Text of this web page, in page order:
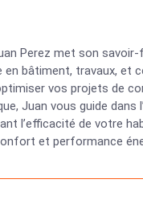
Perez met son
en bâtiment, travaux, et
vos projets de
Juan vous guide dans
l’efficacité de votre
et performance